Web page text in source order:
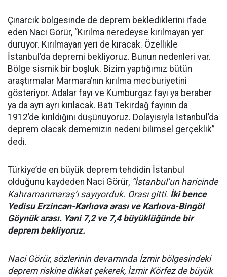
Çınarcık bölgesinde de deprem beklediklerini ifade
eden Naci Görür, “Kırılma neredeyse kırılmayan yer
duruyor. Kırılmayan yeri de kıracak. Özellikle
İstanbul’da depremi bekliyoruz. Bunun nedenleri var.
Bölge sismik bir boşluk. Bizim yaptığımız bütün
araştırmalar Marmara’nın kırılma mecburiyetini
gösteriyor. Adalar fayı ve Kumburgaz fayı ya beraber
ya da ayrı ayrı kırılacak. Batı Tekirdağ fayının da
1912’de kırıldığını düşünüyoruz. Dolayısıyla İstanbul’da
deprem olacak dememizin nedeni bilimsel gerçeklik”
dedi.
Türkiye’de en büyük deprem tehdidin İstanbul
olduğunu kaydeden Naci Görür, “İstanbul’un haricinde
Kahramanmaraş’ı sayıyorduk. Orası gitti. İki bence
Yedisu Erzincan-Karlıova arası ve Karlıova-Bingöl
Göynük arası. Yani 7,2 ve 7,4 büyüklüğünde bir
deprem bekliyoruz.
Naci Görür, sözlerinin devamında İzmir bölgesindeki
deprem riskine dikkat çekerek, İzmir Körfez de büyük